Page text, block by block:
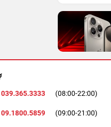
039.365.3333 (08:00-22:00)
09.1800.5859 (09:00-21:00)